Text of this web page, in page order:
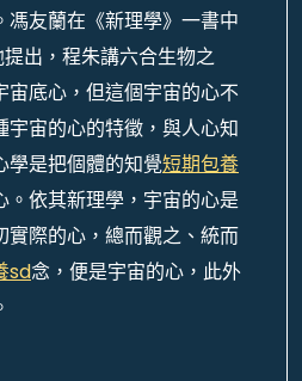
馮友蘭在《新理學》一書中
出，程朱講六合生物之
宙底心，但這個宇宙的心不
宙的心的特徵，與人心知
學是把個體的知覺短期包養
。依其新理學，宇宙的心是
實際的心，總而觀之、統而
sd念，便是宇宙的心，此外